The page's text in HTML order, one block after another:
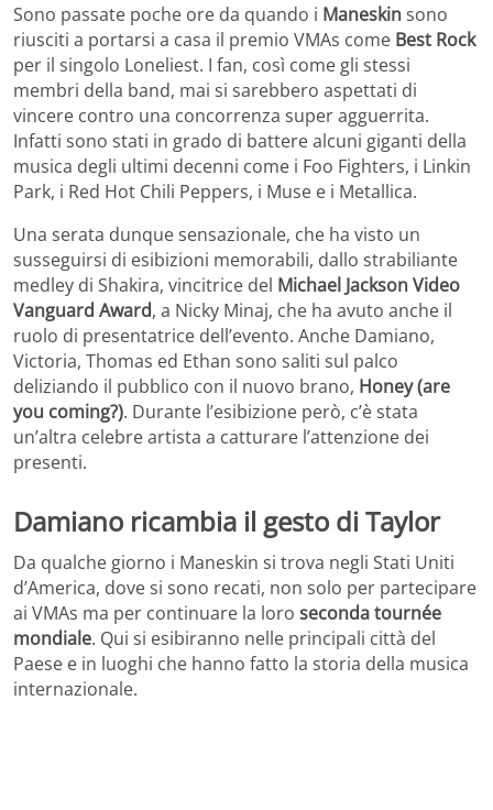
Sono passate poche ore da quando i Maneskinsono
riusciti a portarsi a casa il premio VMAs come Best Rock
per il singolo Loneliest. I fan, così come gli stessi
membri della band, mai si sarebbero aspettati di
vincere contro una concorrenza super agguerrita.
Infatti sono stati in grado di battere alcuni giganti della
musica degli ultimi decenni come i Foo Fighters, i Linkin
Park, i Red Hot Chili Peppers, i Muse e i Metallica.
Una serata dunque sensazionale, che ha visto un
susseguirsi di esibizioni memorabili, dallo strabiliante
medley di Shakira, vincitrice del Michael Jackson Video
Vanguard Award, a Nicky Minaj, che ha avuto anche il
ruolo di presentatrice dell’evento. Anche Damiano,
Victoria, Thomas ed Ethan sono saliti sul palco
deliziando il pubblico con il nuovo brano, Honey (are
you coming?). Durante l’esibizione però, c’è stata
un’altra celebre artista a catturare l’attenzione dei
presenti.
Damiano ricambia il gesto di Taylor
Da qualche giorno i Maneskin si trova negli Stati Uniti
d’America, dove si sono recati, non solo per partecipare
ai VMAs ma per continuare la loro seconda tournée
mondiale. Qui si esibiranno nelle principali città del
Paese e in luoghi che hanno fatto la storia della musica
internazionale.